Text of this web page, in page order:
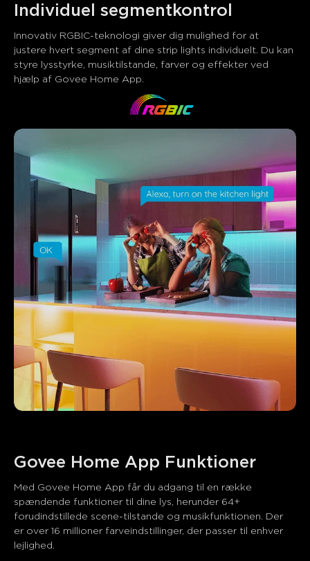
Individuel segmentkontrol
Innovativ RGBIC-teknologi giver dig mulighed for at
justere hvert segment af dine strip lights individuelt. Du kan
styre lysstyrke, musiktilstande, farver og effekter ved
hjælp af Govee Home App.
Govee Home App Funktioner
Med Govee Home App får du adgang til en række
spændende funktioner til dine lys, herunder 64+
forudindstillede scene-tilstande og musikfunktionen. Der
er over 16 millioner farveindstillinger, der passer til enhver
lejlighed.